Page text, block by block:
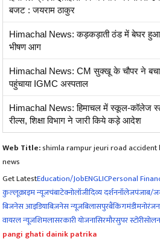
बजट : जयराम ठाकुर
Himachal News: कड़कड़ाती ठंड में बेघर हुआ
भीषण आग
Himachal News: CM सुक्खू के चौपर ने
पहुंचाया IGMC अस्पताल
Himachal News: हिमाचल में स्कूल-कॉलेज
रील्स, ​शिक्षा ​विभाग ने जारी किये कड़े आदेश
Web Title:shimla rampur jeuri road
news
Get LatestEducation/JobENGLICPersonal
कुल्लूक्राइम न्यूजचंबाटेक्नोलॉजीदिव्य दर्शननॉलेजपंजाब/
बिजनेस आइडियाबिज़नेस न्यूज़बिलासपुरबैंकिंगमंडीमनोरंजन
वायरल न्यूज़शिमलासरकारी योजनासिरमौरसुपर स्टोरीसोलन
pangi ghati dainik patrika